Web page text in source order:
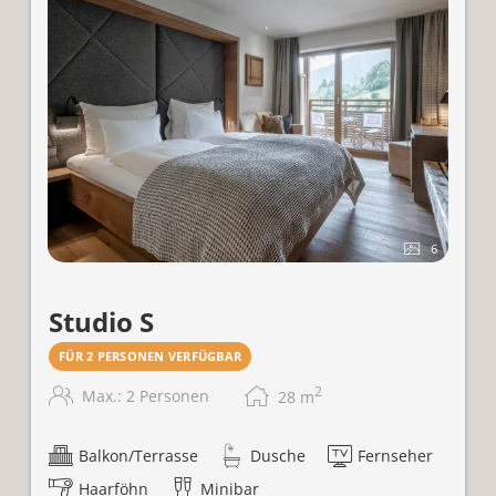
6
Studio S
FÜR 2 PERSONEN VERFÜGBAR
Max.: 2 Personen 28 m2
Balkon/Terrasse Dusche
Fernseher
Haarföhn
Minibar